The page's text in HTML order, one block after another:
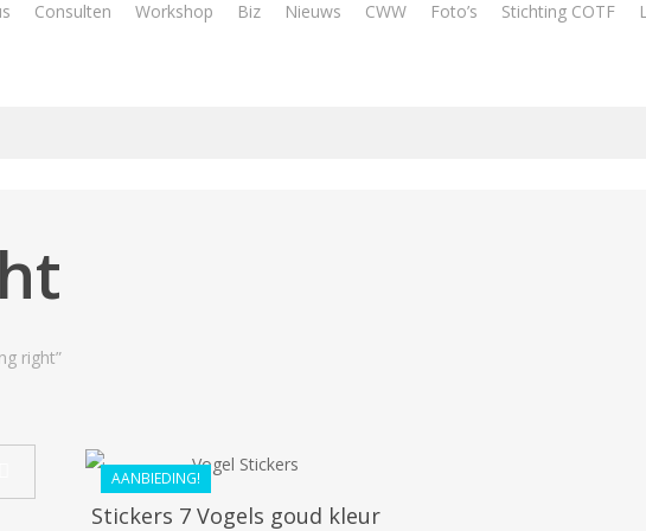
Consulten Workshop Biz Nieuws CWW Foto’s Stichting COTF
right”
AANBIEDING!
22.32
Stickers 7 Vogels goud kleur